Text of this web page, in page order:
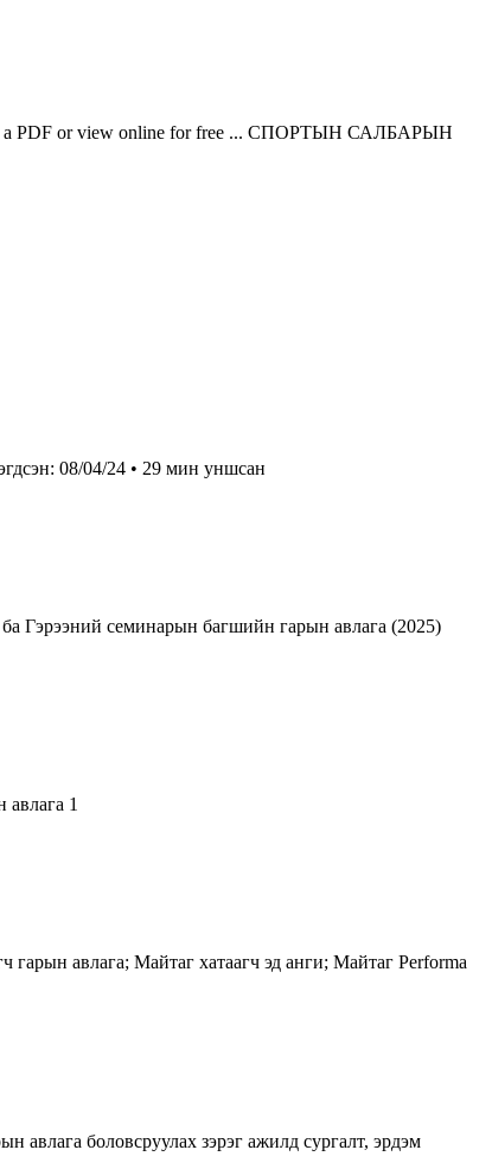
as a PDF or view online for free ... СПОРТЫН САЛБАРЫН
08/04/24 • 29 мин уншсан
Гэрээний семинарын багшийн гарын авлага (2025)
1
гарын авлага; Майтаг хатаагч эд анги; Майтаг Performa
авлага боловсруулах зэрэг ажилд сургалт, эрдэм